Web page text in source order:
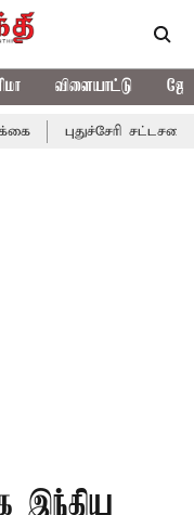
விளையாட்டு
சட்டசபையில்
இந்திய